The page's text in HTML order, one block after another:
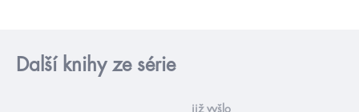
Další knihy ze série
již vyšlo